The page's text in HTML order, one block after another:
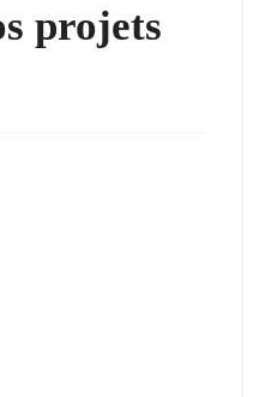
projets